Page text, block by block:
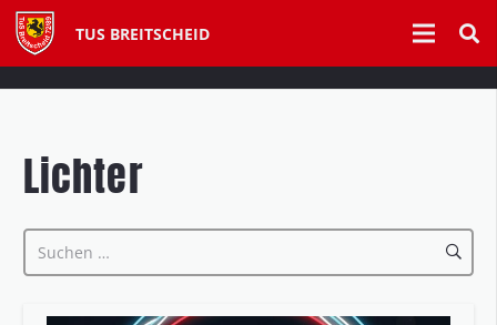
TUS BREITSCHEID
Lichter
Suchen
nach: